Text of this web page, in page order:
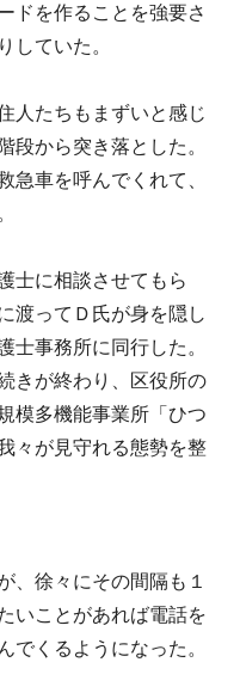
ドを作ることを強要さ
していた。
人たちもまずいと感じ
段から突き落とした。
急車を呼んでくれて、
士に相談させてもら
渡ってＤ氏が身を隠し
士事務所に同行した。
きが終わり、区役所の
模多機能事業所「ひつ
々が見守れる態勢を整
徐々にその間隔も１
いことがあれば電話を
でくるようになった。